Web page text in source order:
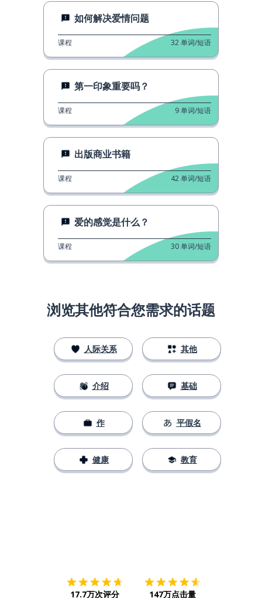
如何解决爱情问题
课程 32单词/短语
第一印象重要吗？
课程 9单词/短语
出版商业书籍
课程 42单词/短语
爱的感觉是什么？
课程 30单词/短语
浏览其他符合您需求的话题
人际关系
介绍
作
健康
其他
基础
平假名
教育
17.7万次评分 147万点击量